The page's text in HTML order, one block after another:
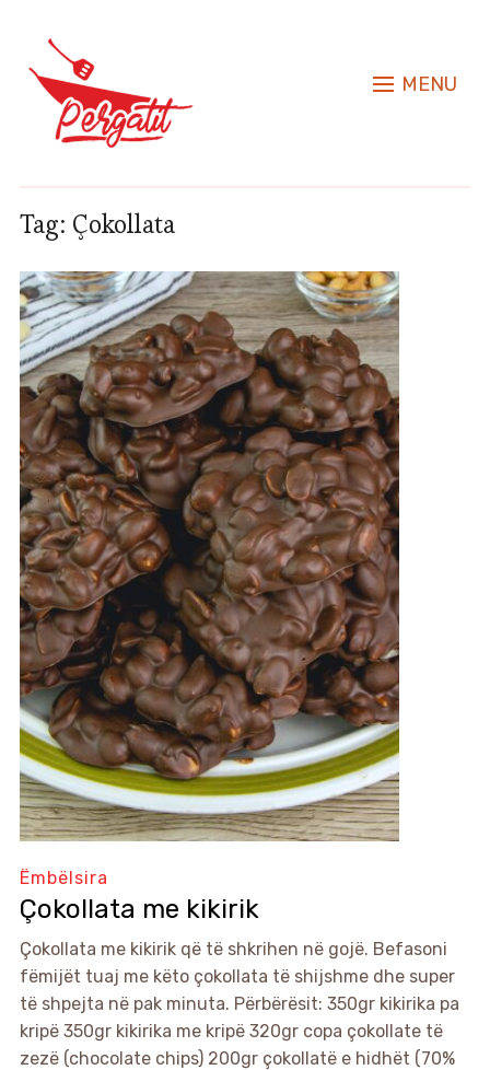
MENU
Tag: Çokollata
Ëmbëlsira
Çokollata me kikirik
Çokollata me kikirik që të shkrihen në gojë. Befasoni
fëmijët tuaj me këto çokollata të shijshme dhe super
të shpejta në pak minuta. Përbërësit: 350gr kikirika pa
kripë 350gr kikirika me kripë 320gr copa çokollate të
zezë (chocolate chips) 200gr çokollatë e hidhët (70%